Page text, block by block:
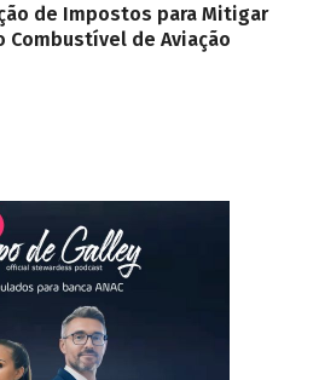
de Impostos para Mitigar
Combustível de Aviação